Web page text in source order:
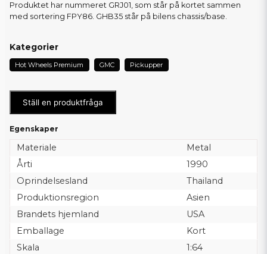
Produktet har nummeret GRJ01, som står på kortet sammen
med sortering FPY86. GHB35 står på bilens chassis/base.
Kategorier
Hot Wheels Premium GMC Pickupper
Ställ en produktfråga
Egenskaper
Materiale
Metal
Årti
1990
Oprindelsesland
Thailand
Produktionsregion
Asien
Brandets hjemland
USA
Emballage
Kort
Skala
1:64